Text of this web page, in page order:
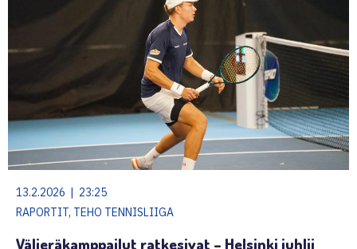
13.2.2026 | 23:25
RAPORTIT, TEHO TENNISLIIGA
Välieräkamppailut ratkesivat – Helsinki juhlii